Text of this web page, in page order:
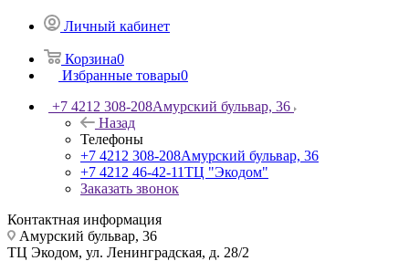
Личный кабинет
Корзина0
Избранные товары0
+7 4212 308-208Амурский бульвар, 36
Назад
Телефоны
+7 4212 308-208Амурский бульвар, 36
+7 4212 46-42-11ТЦ "Экодом"
Заказать звонок
Контактная информация
Амурский бульвар, 36
ТЦ Экодом, ул. Ленинградская, д. 28/2